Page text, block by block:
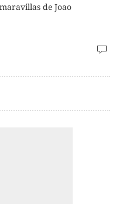
de Joao